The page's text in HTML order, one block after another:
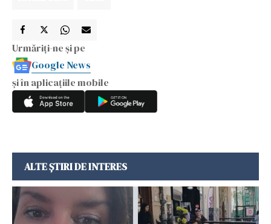
Urmăriți-ne și pe
Google News
și în aplicațiile mobile
ALTE ȘTIRI DE INTERES